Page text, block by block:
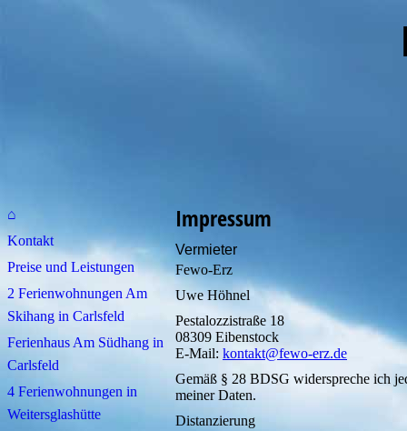
⌂
Kontakt
Preise und Leistungen
2 Ferienwohnungen Am
Skihang in Carlsfeld
Ferienhaus Am Südhang in
Carlsfeld
4 Ferienwohnungen in
Weitersglashütte
Impressum
Vermieter
Fewo-Erz
Uwe Höhnel
Pestalozzistraße 18
08309 Eibenstock
E-Mail: kontakt@fewo-erz.de
Gemäß § 28 BDSG widerspreche ich
meiner Daten.
Distanzierung